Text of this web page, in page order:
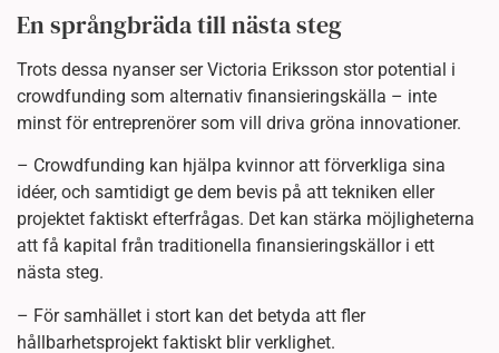
En språngbräda till nästa steg
Trots dessa nyanser ser Victoria Eriksson stor potential i
crowdfunding som alternativ finansieringskälla – inte
minst för entreprenörer som vill driva gröna innovationer.
– Crowdfunding kan hjälpa kvinnor att förverkliga sina
idéer, och samtidigt ge dem bevis på att tekniken eller
projektet faktiskt efterfrågas. Det kan stärka möjligheterna
att få kapital från traditionella finansieringskällor i ett
nästa steg.
– För samhället i stort kan det betyda att fler
hållbarhetsprojekt faktiskt blir verklighet.